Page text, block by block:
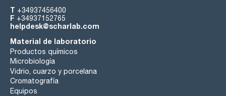
T +34937456400
F +34937152765
helpdesk@scharlab.com
Material de laboratorio
Productos químicos
Microbiología
Vidrio, cuarzo y porcelana
Cromatografía
Equipos